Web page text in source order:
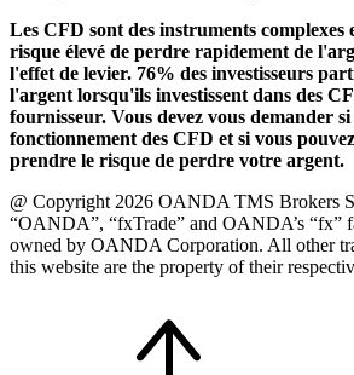
Les CFD sont des instruments complexes
risque élevé de perdre rapidement de
l'effet de levier. 76% des investisseurs
l'argent lorsqu'ils investissent dans des
fournisseur. Vous devez vous demander
fonctionnement des CFD et si vous
prendre le risque de perdre votre argent.
@ Copyright 2026 OANDA TMS Brokers
“OANDA”, “fxTrade” and OANDA’s “fx”
owned by OANDA Corporation. All other
this website are the property of their